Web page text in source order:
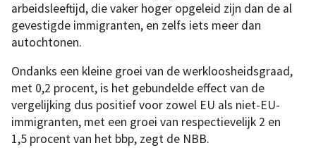
arbeidsleeftijd, die vaker hoger opgeleid zijn dan de al
gevestigde immigranten, en zelfs iets meer dan
autochtonen.
Ondanks een kleine groei van de werkloosheidsgraad,
met 0,2 procent, is het gebundelde effect van de
vergelijking dus positief voor zowel EU als niet-EU-
immigranten, met een groei van respectievelijk 2 en
1,5 procent van het bbp, zegt de NBB.